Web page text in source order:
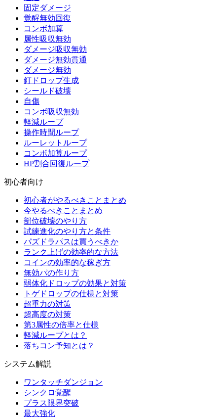
固定ダメージ
覚醒無効回復
コンボ加算
属性吸収無効
ダメージ吸収無効
ダメージ無効貫通
ダメージ無効
釘ドロップ生成
シールド破壊
自傷
コンボ吸収無効
軽減ループ
操作時間ループ
ルーレットループ
コンボ加算ループ
HP割合回復ループ
初心者向け
初心者がやるべきことまとめ
今やるべきことまとめ
部位破壊のやり方
試練進化のやり方と条件
パズドラパスは買うべきか
ランク上げの効率的な方法
コインの効率的な稼ぎ方
無効パの作り方
弱体化ドロップの効果と対策
トゲドロップの仕様と対策
超重力の対策
超高度の対策
第3属性の倍率と仕様
軽減ループとは？
落ちコン予知とは？
システム解説
ワンタッチダンジョン
シンクロ覚醒
プラス限界突破
最大強化